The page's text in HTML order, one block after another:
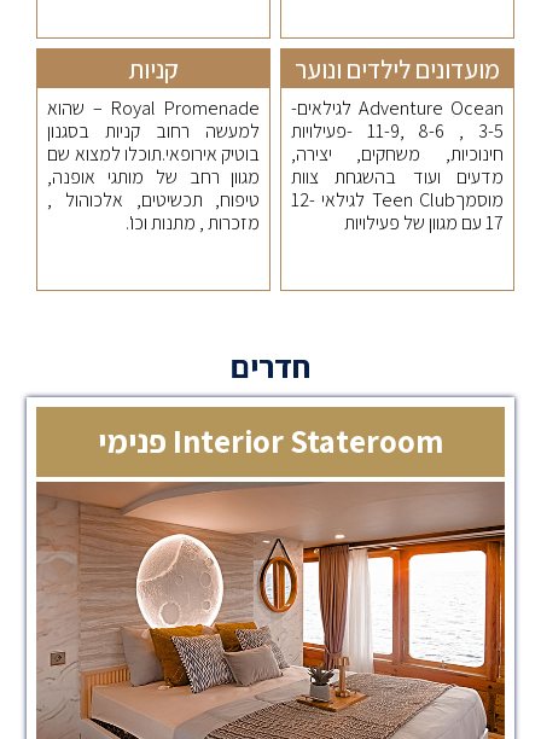
מועדונים לילדים ונוער
Adventure Ocean לגילאים-
3-5 , 8-6 ,11-9 -פעילויות
חינוכיות, משחקים, יצירה,
מדעים ועוד בהשגחת צוות
מוסמךTeen Club לגילאי 12-
17 עם מגוון של פעילויות
קניות
Royal Promenade – שהוא
למעשה רחוב קניות בסגנון
בוטיק אירופאי.תוכלו למצוא שם
מגוון רחב של מותגי אופנה,
טיפוח, תכשיטים, אלכוהול ,
מזכרות , מתנות וכו'.
חדרים
Interior Stateroom פנימי